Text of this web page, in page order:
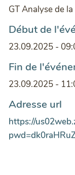
GT Analyse de
Début de
23.09.2025 -
Fin de
23.09.2025 -
Adresse url
https://